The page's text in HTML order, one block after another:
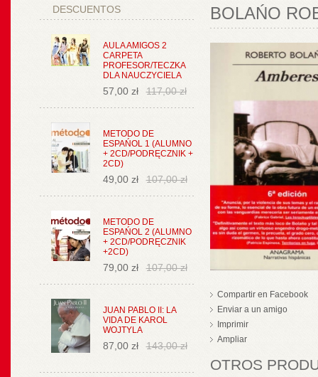
DESCUENTOS
AULA AMIGOS 2
CARPETA
PROFESOR/TECZKA
DLA NAUCZYCIELA
57,00 zł 117,00 zł
METODO DE
ESPAŃOL 1 (ALUMNO
+ 2CD/PODRĘCZNIK +
2CD)
49,00 zł 107,00 zł
METODO DE
ESPAŃOL 2 (ALUMNO
+ 2CD/PODRĘCZNIK
+2CD)
79,00 zł 107,00 zł
JUAN PABLO II: LA
VIDA DE KAROL
WOJTYLA
87,00 zł 143,00 zł
BOLAŃO
Compartir en Facebook
Enviar a un amigo
Imprimir
Ampliar
OTROS